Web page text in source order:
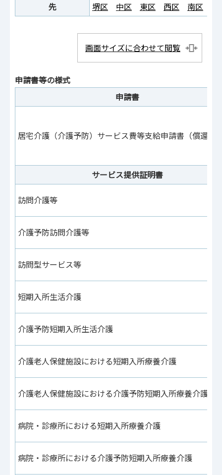
先
堺区
中区 東区 西区 南区
画面サイズに合わせて閲覧
申請書等の様式
申請書
居宅介護（介護予防）サービス費等支給申請書（償還払
サービス提供証明書
訪問介護等
介護予防訪問介護等
訪問型サービス等
短期入所生活介護
介護予防短期入所生活介護
介護老人保健施設における短期入所療養介護
介護老人保健施設における介護予防短期入所療養介護
病院・診療所における短期入所療養介護
病院・診療所における介護予防短期入所療養介護